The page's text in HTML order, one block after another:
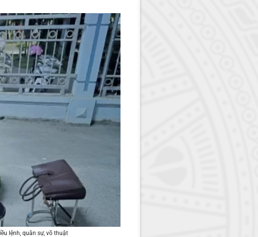
lệnh, quân sự, võ thuật